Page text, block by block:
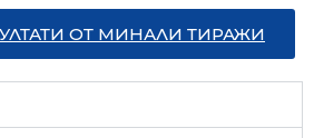
ОТ МИНАЛИ ТИРАЖИ